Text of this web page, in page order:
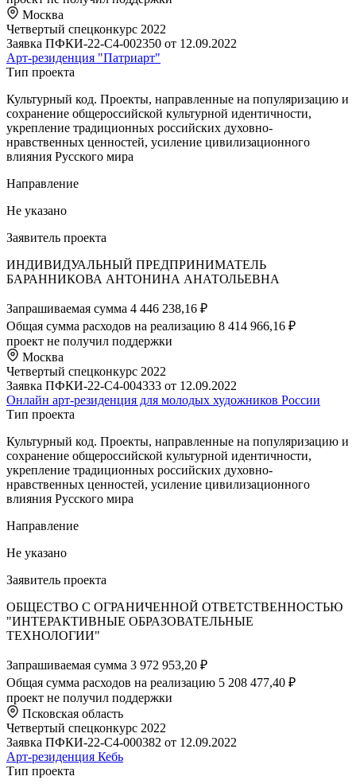
Москва
Четвертый спецконкурс 2022
Заявка ПФКИ-22-С4-002350 от 12.09.2022
Арт-резиденция "Патриарт"
Тип проекта
Культурный код. Проекты, направленные на популяризацию и
сохранение общероссийской культурной идентичности,
укрепление традиционных российских духовно-
нравственных ценностей, усиление цивилизационного
влияния Русского мира
Направление
Не указано
Заявитель проекта
ИНДИВИДУАЛЬНЫЙ ПРЕДПРИНИМАТЕЛЬ
БАРАННИКОВА АНТОНИНА АНАТОЛЬЕВНА
Запрашиваемая сумма 4 446 238,16 ₽
Общая сумма расходов на реализацию 8 414 966,16 ₽
проект не получил поддержки
Москва
Четвертый спецконкурс 2022
Заявка ПФКИ-22-С4-004333 от 12.09.2022
Онлайн арт-резиденция для молодых художников России
Тип проекта
Культурный код. Проекты, направленные на популяризацию и
сохранение общероссийской культурной идентичности,
укрепление традиционных российских духовно-
нравственных ценностей, усиление цивилизационного
влияния Русского мира
Направление
Не указано
Заявитель проекта
ОБЩЕСТВО С ОГРАНИЧЕННОЙ ОТВЕТСТВЕННОСТЬЮ
"ИНТЕРАКТИВНЫЕ ОБРАЗОВАТЕЛЬНЫЕ
ТЕХНОЛОГИИ"
Запрашиваемая сумма 3 972 953,20 ₽
Общая сумма расходов на реализацию 5 208 477,40 ₽
проект не получил поддержки
Псковская область
Четвертый спецконкурс 2022
Заявка ПФКИ-22-С4-000382 от 12.09.2022
Арт-резиденция Кебь
Тип проекта